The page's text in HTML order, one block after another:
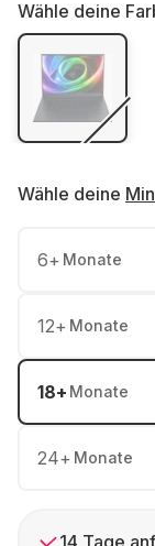
Wähle deine
Wähle deine
6+ Monate
12+ Monate
18+ Monate
24+ Monate
14 Tage